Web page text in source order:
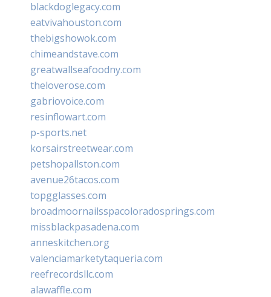
blackdoglegacy.com
eatvivahouston.com
thebigshowok.com
chimeandstave.com
greatwallseafoodny.com
theloverose.com
gabriovoice.com
resinflowart.com
p-sports.net
korsairstreetwear.com
petshopallston.com
avenue26tacos.com
topgglasses.com
broadmoornailsspacoloradosprings.com
missblackpasadena.com
anneskitchen.org
valenciamarketytaqueria.com
reefrecordsllc.com
alawaffle.com